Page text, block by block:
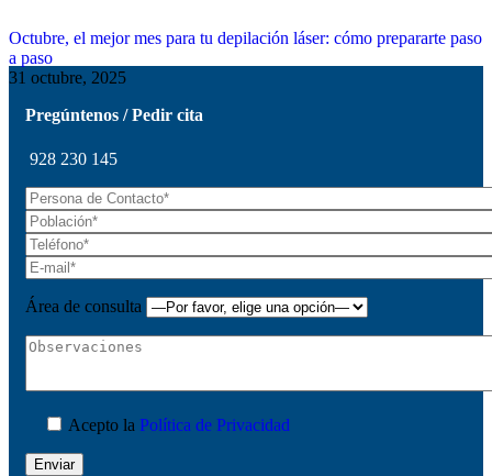
Octubre, el mejor mes para tu depilación láser: cómo prepararte paso
a paso
31 octubre, 2025
Pregúntenos / Pedir cita
928 230 145
Área de consulta
Acepto la Política de Privacidad